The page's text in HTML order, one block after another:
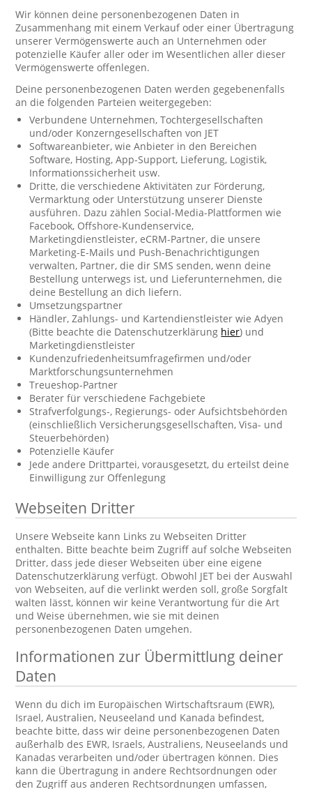
Wir können deine personenbezogenen Daten in
Zusammenhang mit einem Verkauf oder einer Übertragung
unserer Vermögenswerte auch an Unternehmen oder
potenzielle Käufer aller oder im Wesentlichen aller dieser
Vermögenswerte offenlegen.
Deine personenbezogenen Daten werden gegebenenfalls
an die folgenden Parteien weitergegeben:
Verbundene Unternehmen, Tochtergesellschaften
und/oder Konzerngesellschaften von JET
Softwareanbieter, wie Anbieter in den Bereichen
Software, Hosting, App-Support, Lieferung, Logistik,
Informationssicherheit usw.
Dritte, die verschiedene Aktivitäten zur Förderung,
Vermarktung oder Unterstützung unserer Dienste
ausführen. Dazu zählen Social-Media-Plattformen wie
Facebook, Offshore-Kundenservice,
Marketingdienstleister, eCRM-Partner, die unsere
Marketing-E-Mails und Push-Benachrichtigungen
verwalten, Partner, die dir SMS senden, wenn deine
Bestellung unterwegs ist, und Lieferunternehmen, die
deine Bestellung an dich liefern.
Umsetzungspartner
Händler, Zahlungs- und Kartendienstleister wie Adyen
(Bitte beachte die Datenschutzerklärung hier) und
Marketingdienstleister
Kundenzufriedenheitsumfragefirmen und/oder
Marktforschungsunternehmen
Treueshop-Partner
Berater für verschiedene Fachgebiete
Strafverfolgungs-, Regierungs- oder Aufsichtsbehörden
(einschließlich Versicherungsgesellschaften, Visa- und
Steuerbehörden)
Potenzielle Käufer
Jede andere Drittpartei, vorausgesetzt, du erteilst deine
Einwilligung zur Offenlegung
Webseiten Dritter
Unsere Webseite kann Links zu Webseiten Dritter
enthalten. Bitte beachte beim Zugriff auf solche Webseiten
Dritter, dass jede dieser Webseiten über eine eigene
Datenschutzerklärung verfügt. Obwohl JET bei der Auswahl
von Webseiten, auf die verlinkt werden soll, große Sorgfalt
walten lässt, können wir keine Verantwortung für die Art
und Weise übernehmen, wie sie mit deinen
personenbezogenen Daten umgehen.
Informationen zur Übermittlung deiner
Daten
Wenn du dich im Europäischen Wirtschaftsraum (EWR),
Israel, Australien, Neuseeland und Kanada befindest,
beachte bitte, dass wir deine personenbezogenen Daten
außerhalb des EWR, Israels, Australiens, Neuseelands und
Kanadas verarbeiten und/oder übertragen können. Dies
kann die Übertragung in andere Rechtsordnungen oder
den Zugriff aus anderen Rechtsordnungen umfassen,